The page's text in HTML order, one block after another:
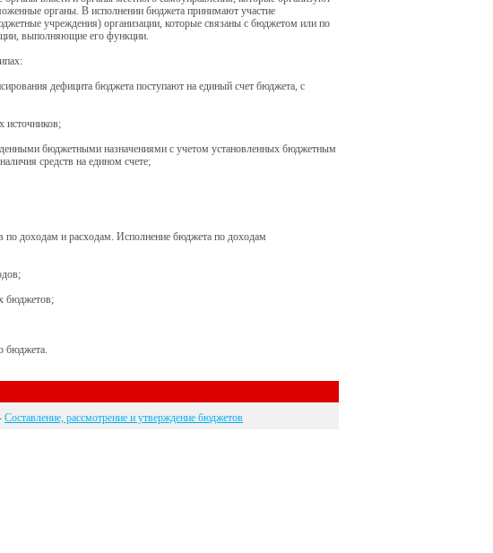
органы. В исполнении бюджета принимают участие
учреждения) организации, которые связаны с бюджетом или по
выполняющие его функции.
дефицита бюджета поступают на единый счет бюджета, с
источников;
бюджетными назначениями с учетом установленных бюджетным
средств на едином счете;
по доходам и расходам. Исполнение бюджета по доходам
бюджетов;
бюджета.
Составление, рассмотрение и утверждение бюджетов